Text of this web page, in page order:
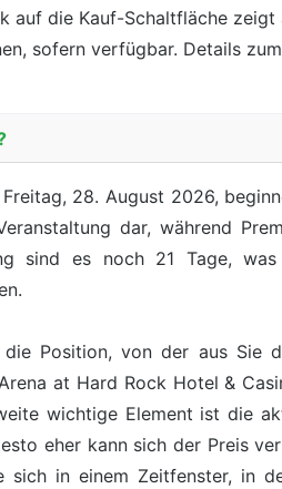
die Kauf-Schaltfläche zeigt
sofern verfügbar. Details
28. August 2026,
dar, während
sind es noch 21 Tage,
Position, von der aus Sie
at Hard Rock Hotel &
wichtige Element ist die
eher kann sich der Preis
sich in einem Zeitfenster, in